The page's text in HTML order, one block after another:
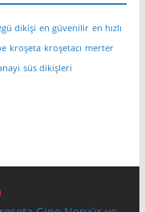
dikişi en güvenilir en hızlı
kroşeta kroşetacı merter
süs dikişleri